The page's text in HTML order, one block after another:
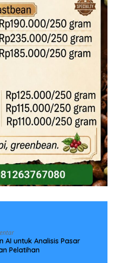
AI untuk Analisis Pasar
Pelatihan